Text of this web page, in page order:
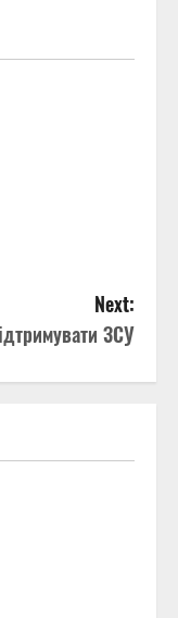
Next:
ЗСУ